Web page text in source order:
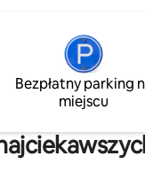
Bezpłatny parking
miejscu